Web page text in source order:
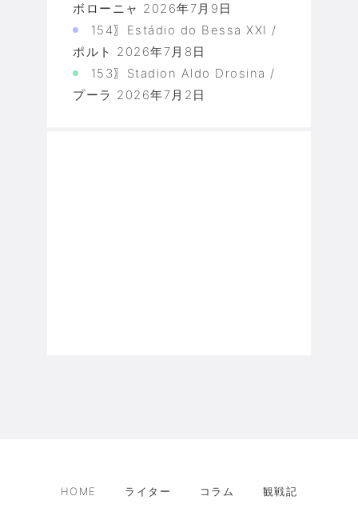
ボローニャ 2026年7月9日
154〗Estádio do Bessa XXI /
ポルト 2026年7月8日
153〗Stadion Aldo Drosina /
プーラ 2026年7月2日
HOME ライター コラム 観戦記